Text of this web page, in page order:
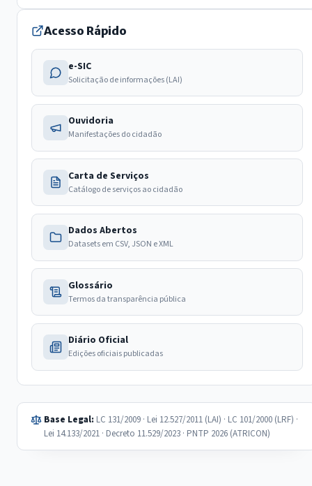
Acesso Rápido
e-SIC
Solicitação de informações (LAI)
Ouvidoria
Manifestações do cidadão
Carta de Serviços
Catálogo de serviços ao cidadão
Dados Abertos
Datasets em CSV, JSON e XML
Glossário
Termos da transparência pública
Diário Oficial
Edições oficiais publicadas
Base Legal: LC 131/2009 · Lei 12.527/2011 (LAI) · LC 101/2000 (LRF) ·
Lei 14.133/2021 · Decreto 11.529/2023 · PNTP 2026 (ATRICON)